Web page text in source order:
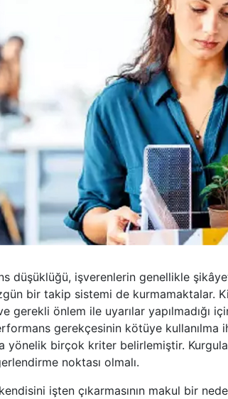
düşüklüğü, işverenlerin genellikle
bir takip sistemi de kurmamaktalar.
gerekli önlem ile uyarılar yapılmadığı
gerekçesinin kötüye kullanılma
yönelik birçok kriter belirlemiştir.
noktası olmalı.
işten çıkarmasının makul bir